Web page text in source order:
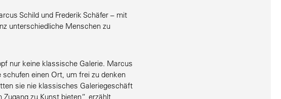
Schild und Frederik Schäfer – mit
unter­schied­liche Menschen zu
nur keine klassische Galerie. Marcus
einen Ort, um frei zu denken
sie nie klassi­sches Galerie­ge­schäft
zu Kunst bieten“, erzählt